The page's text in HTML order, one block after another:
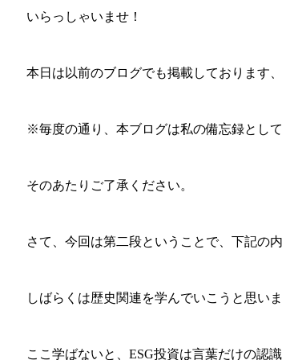
いらっしゃいませ！
本日は以前のブログでも掲載しております
※毎度の通り、本ブログは私の備忘録とし
そのあたりご了承ください。
さて、今回は第二段ということで、下記の
しばらくは歴史関連を学んでいこうと思いま
ここ学ばないと、ESG投資は言葉だけの認